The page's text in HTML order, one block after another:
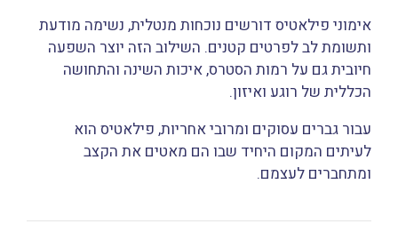
אימוני פילאטיס דורשים נוכחות מנטלית, נשימה מודעת
ותשומת לב לפרטים קטנים. השילוב הזה יוצר השפעה
חיובית גם על רמות הסטרס, איכות השינה והתחושה
הכללית של רוגע ואיזון.
עבור גברים עסוקים ומרובי אחריות, פילאטיס הוא
לעיתים המקום היחיד שבו הם מאטים את הקצב
ומתחברים לעצמם.